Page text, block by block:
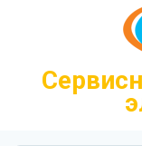
Напишите нам